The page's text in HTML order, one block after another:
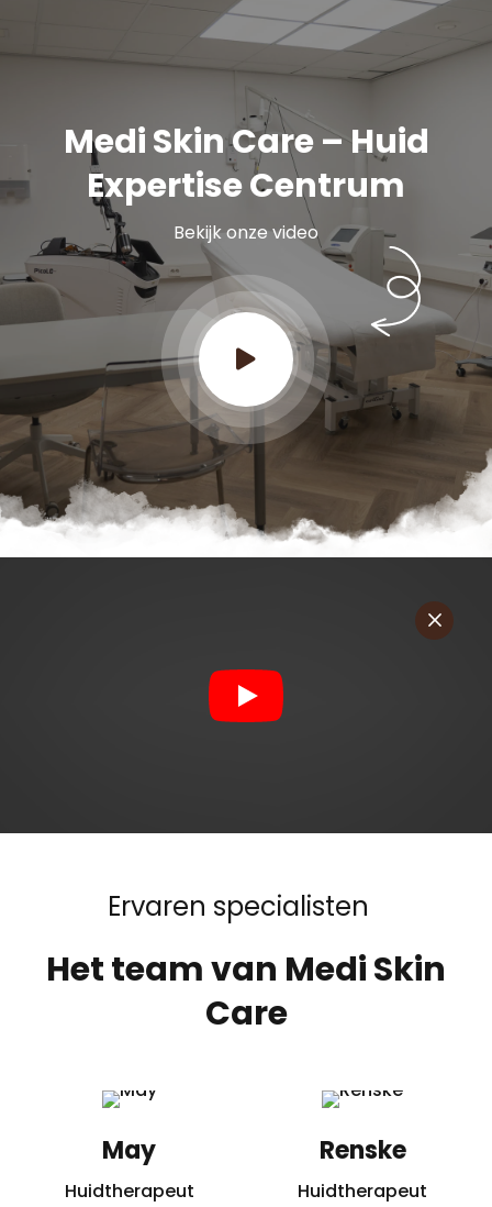
Medi Skin Care – Huid
Expertise Centrum
Bekijk onze video
M
Ervaren specialisten
Het team van Medi Skin
Care
May
Huidtherapeut
Renske
Huidtherapeut